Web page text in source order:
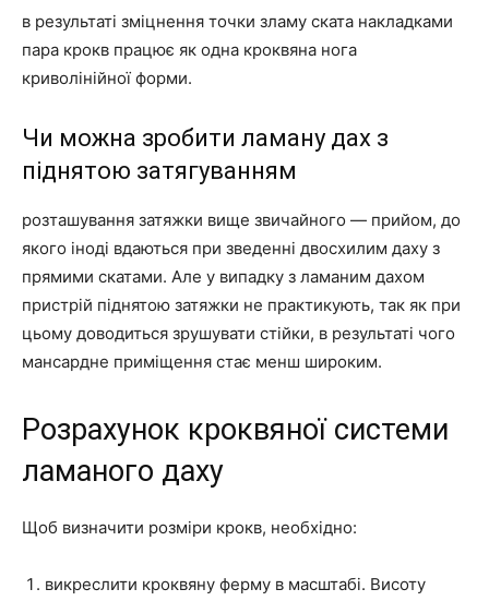
в результаті зміцнення точки зламу ската накладками
пара крокв працює як одна кроквяна нога
криволінійної форми.
Чи можна зробити ламану дах з
піднятою затягуванням
розташування затяжки вище звичайного — прийом, до
якого іноді вдаються при зведенні двосхилим даху з
прямими скатами. Але у випадку з ламаним дахом
пристрій піднятою затяжки не практикують, так як при
цьому доводиться зрушувати стійки, в результаті чого
мансардне приміщення стає менш широким.
Розрахунок кроквяної системи
ламаного даху
Щоб визначити розміри крокв, необхідно:
викреслити кроквяну ферму в масштабі. Висоту